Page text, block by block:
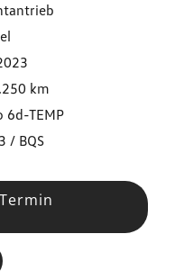
km
6d-TEMP
/ BQS